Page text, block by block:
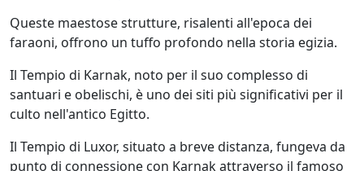
Queste maestose strutture, risalenti all'epoca dei
faraoni, offrono un tuffo profondo nella storia egizia.
Il Tempio di Karnak, noto per il suo complesso di
santuari e obelischi, è uno dei siti più significativi per il
culto nell'antico Egitto.
Il Tempio di Luxor, situato a breve distanza, fungeva da
punto di connessione con Karnak attraverso il famoso